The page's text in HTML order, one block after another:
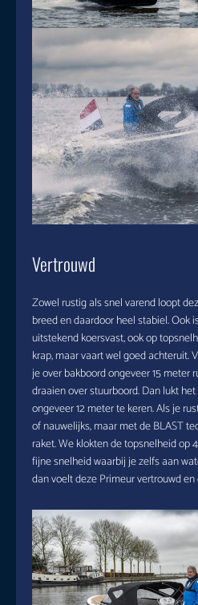
Vertrouwd
Zowel rustig als snel varend loopt
breed en daardoor heel stabiel. Ook
uitstekend koersvast, ook op
krap, maar vaart wel goed achteruit.
je over bakboord ongeveer 15 meter
draaien over stuurboord. Dan lukt
ongeveer 12 meter te keren. Als je
of nauwelijks, maar met de BLAST
raket. We klokten de topsnelheid op
fijne snelheid waarbij je zelfs aan
dan voelt deze Primeur vertrouwd